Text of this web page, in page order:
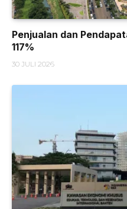
Penjualan dan
117%
30 JULI 2026